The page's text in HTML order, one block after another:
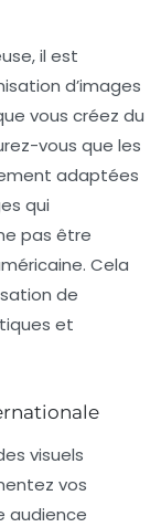
il est
d’images
vous créez du
vous que les
adaptées
qui
pas être
Cela
de
et
visuels
vos
audience